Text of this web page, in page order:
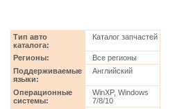
Тип авто
каталога:
Каталог запчастей
Регионы:
Все регионы
Поддерживаемые
языки:
Английский
Операционные
системы:
WinXP, Windows
7/8/10